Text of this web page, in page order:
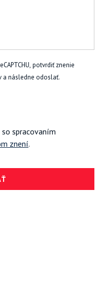
potvrdiť znenie
a následne odoslať.
spracovaním
znení.